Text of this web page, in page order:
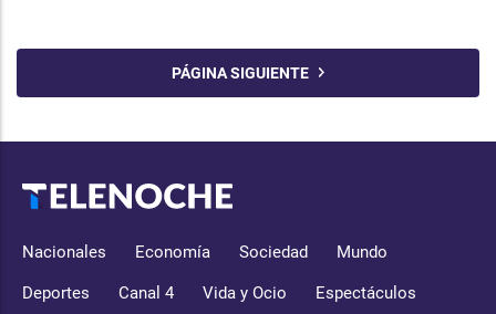
PÁGINA SIGUIENTE
Nacionales Economía Sociedad Mundo
Deportes Canal 4 Vida y Ocio Espectáculos